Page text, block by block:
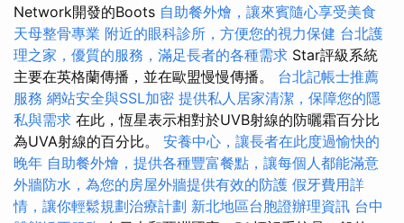
Network開發的Boots 自助餐外燴，讓來賓隨心享受美食
天母整骨專業 附近的眼科診所，方便您的視力保健 台北護
理之家，優質的服務，滿足長者的各種需求 Star評級系統
主要在英格蘭傳播，並在歐盟慢慢傳播。 台北記帳士推薦
服務 網站安全與SSL加密 提供私人居家清潔，保障您的隱
私與需求 在此，恆星表示相對於UVB射線的防曬霜百分比
為UVA射線的百分比。 安養中心，讓長者在此度過愉快的
晚年 自助餐外燴，提供各種豐富餐點，讓每個人都能滿意
外牆防水，為您的房屋外牆提供有效的防護 假牙費用詳
情，讓你輕鬆規劃治療計劃 新北地區台胞證辦理資訊 台中